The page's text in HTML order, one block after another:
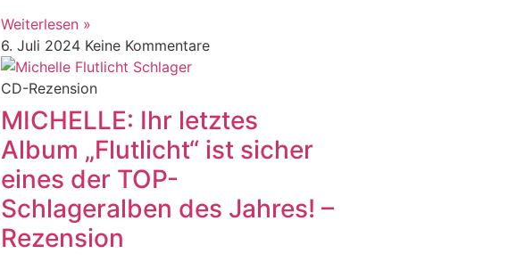
Weiterlesen »
6. Juli 2024 Keine Kommentare
CD-Rezension
MICHELLE: Ihr letztes
Album „Flutlicht“ ist sicher
eines der TOP-
Schlageralben des Jahres! –
Rezension